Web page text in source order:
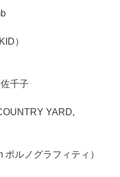
）
千子
YARD,
ルノグラフィティ）